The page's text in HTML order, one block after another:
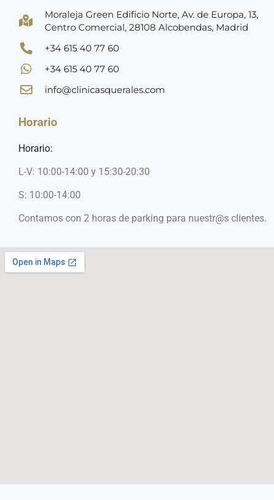
Moraleja Green Edificio Norte, Av. de Europa, 13,
Centro Comercial, 28108 Alcobendas, Madrid
+34 615 40 77 60
+34 615 40 77 60
info@clinicasquerales.com
Horario
Horario:
L-V: 10:00-14:00 y 15:30-20:30
S: 10:00-14:00
Contamos con 2 horas de parking para nuestr@s clientes.